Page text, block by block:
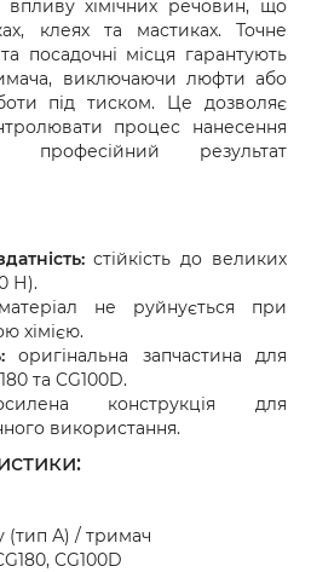
впливу хімічних речовин, що
клеях та мастиках. Точне
посадочні місця гарантують
виключаючи люфти або
під тиском. Це дозволяє
процес нанесення
професійний результат
стійкість до великих
Н).
не руйнується при
хімією.
оригінальна запчастина для
та CG100D.
конструкція для
використання.
(тип А) / тримач
CG100D